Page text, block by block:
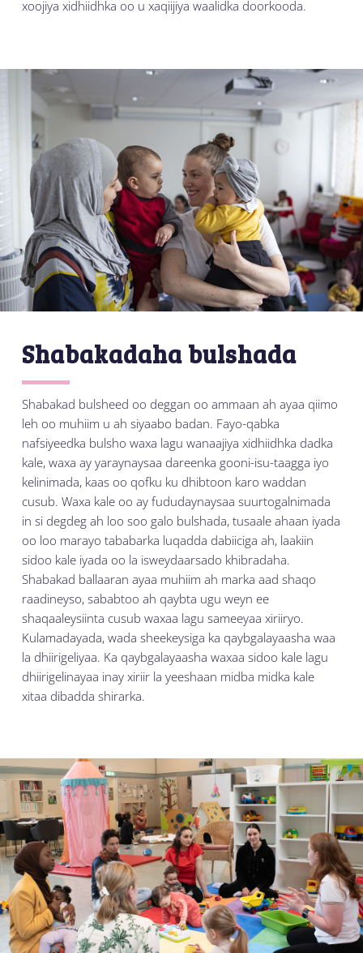
xoojiya xidhiidhka oo u xaqiijiya waalidka doorkooda.
Shabakadaha bulshada
Shabakad bulsheed oo deggan oo ammaan ah ayaa qiimo
leh oo muhiim u ah siyaabo badan. Fayo-qabka
nafsiyeedka bulsho waxa lagu wanaajiya xidhiidhka dadka
kale, waxa ay yaraynaysaa dareenka gooni-isu-taagga iyo
kelinimada, kaas oo qofku ku dhibtoon karo waddan
cusub. Waxa kale oo ay fududaynaysaa suurtogalnimada
in si degdeg ah loo soo galo bulshada, tusaale ahaan iyada
oo loo marayo tababarka luqadda dabiiciga ah, laakiin
sidoo kale iyada oo la isweydaarsado khibradaha.
Shabakad ballaaran ayaa muhiim ah marka aad shaqo
raadineyso, sababtoo ah qaybta ugu weyn ee
shaqaaleysiinta cusub waxaa lagu sameeyaa xiriiryo.
Kulamadayada, wada sheekeysiga ka qaybgalayaasha waa
la dhiirigeliyaa. Ka qaybgalayaasha waxaa sidoo kale lagu
dhiirigelinayaa inay xiriir la yeeshaan midba midka kale
xitaa dibadda shirarka.